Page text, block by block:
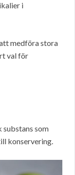
i
medföra stora
val för
substans som
konservering.